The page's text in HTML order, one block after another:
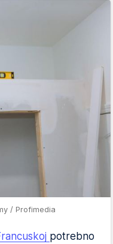
/ Profimedia
potrebno